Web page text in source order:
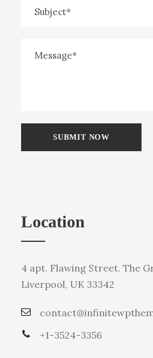
Location
4 apt. Flawing Street. The
Liverpool, UK 33342
+1-3524-3356